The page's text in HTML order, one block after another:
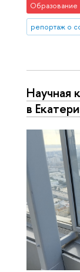
Образование
репортаж о
Научная
в